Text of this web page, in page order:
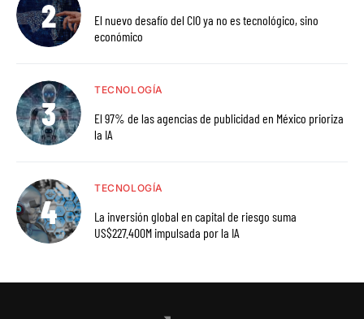
El nuevo desafío del CIO ya no es tecnológico, sino
económico
TECNOLOGÍA
El 97% de las agencias de publicidad en México prioriza
la IA
TECNOLOGÍA
La inversión global en capital de riesgo suma
US$227.400M impulsada por la IA